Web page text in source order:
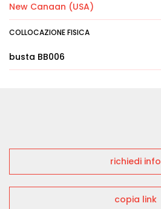
New Canaan (USA)
COLLOCAZIONE FISICA
busta BB006
richiedi info
copia link